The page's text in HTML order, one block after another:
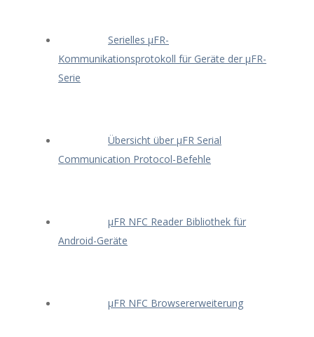
Serielles μFR-
Kommunikationsprotokoll für Geräte der μFR-
Serie
Übersicht über μFR Serial
Communication Protocol-Befehle
μFR NFC Reader Bibliothek für
Android-Geräte
μFR NFC Browsererweiterung